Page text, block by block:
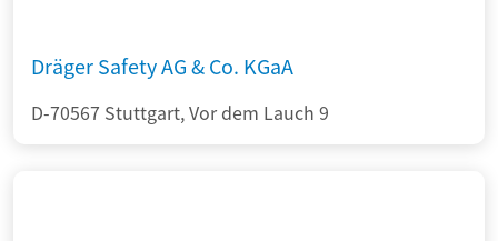
Dräger Safety AG & Co. KGaA
D-70567 Stuttgart, Vor dem Lauch 9